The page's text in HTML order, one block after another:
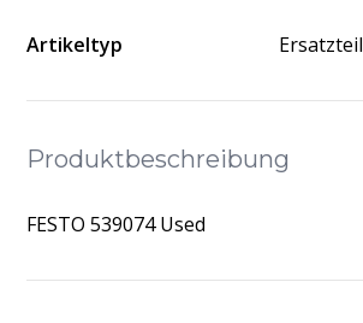
Produktbeschreibung
FESTO 539074 Used
Artikeltyp Ersatzteil